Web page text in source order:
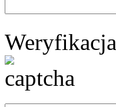
Weryfikacja